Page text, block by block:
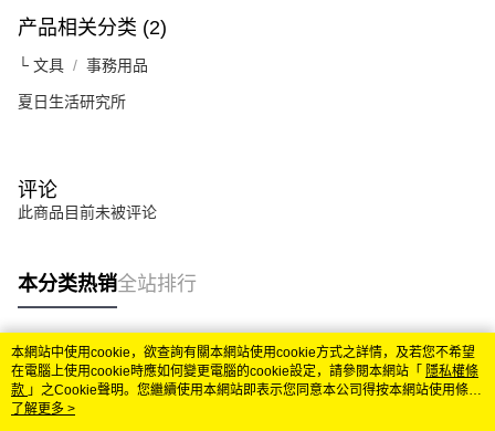
产品相关分类 (2)
└ 文具 事務用品
夏日生活研究所
评论
此商品目前未被评论
本分类热销全站排行
热门标签
本網站中使用cookie，欲查詢有關本網站使用cookie方式之詳情，及若您不希望
在電腦上使用cookie時應如何變更電腦的cookie設定，請參閱本網站「 隱私權條
款 」之Cookie聲明。您繼續使用本網站即表示您同意本公司得按本網站使用條款
之Cookie聲明使用cookie。
了解更多 >